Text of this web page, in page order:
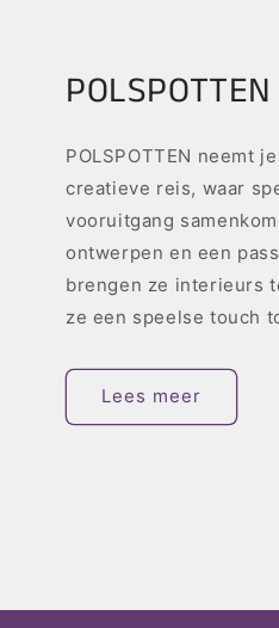
POLSPOTTEN
POLSPOTTEN neemt
creatieve reis, waar
vooruitgang
ontwerpen en een
brengen ze interieurs
ze een speelse touch
Lees meer